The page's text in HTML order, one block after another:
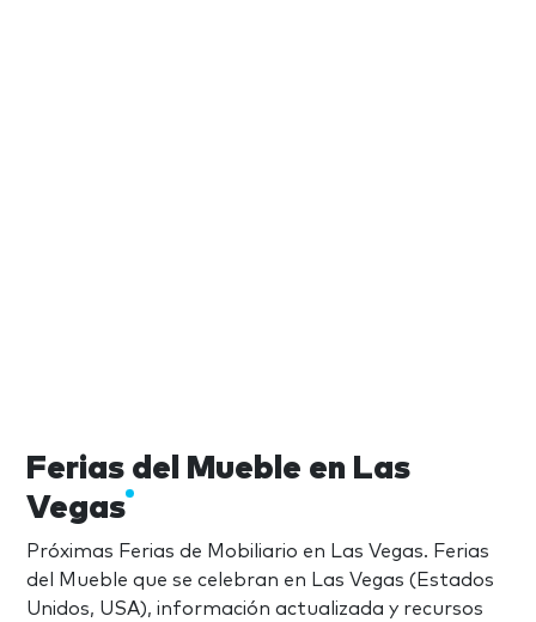
Ferias del Mueble en Las
Vegas
Próximas Ferias de Mobiliario en Las Vegas. Ferias
del Mueble que se celebran en Las Vegas (Estados
Unidos, USA), información actualizada y recursos